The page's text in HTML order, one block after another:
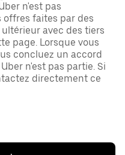
n'est pas
offres faites par des
avec des tiers
page. Lorsque vous
concluez un accord
n'est pas partie. Si
directement ce